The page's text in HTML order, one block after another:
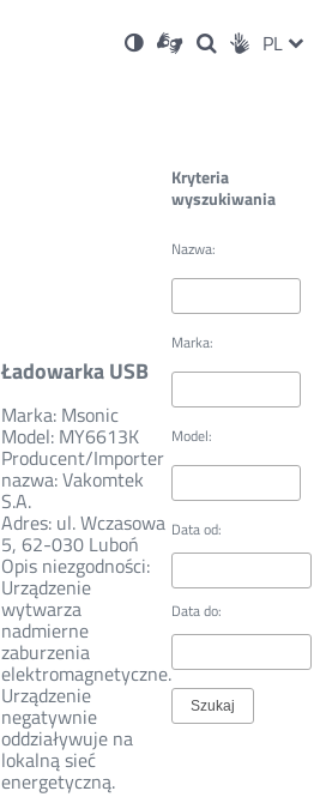
Ustawienia
Wersja
kontrastowa
Dla
niesłyszących
OtwórzOtwórz
w
Otwórz
w
Social PL
Kryteria
wyszukiwania
Nazwa:
Marka:
Model:
Data od:
Data do:
Ładowarka USB
Marka: Msonic
Model: MY6613K
Producent/Importer
nazwa: Vakomtek
S.A.
Adres: ul. Wczasowa
5, 62-030 Luboń
Opis niezgodności:
Urządzenie
wytwarza
nadmierne
zaburzenia
elektromagnetyczne.
Urządzenie
negatywnie
oddziaływuje na
lokalną sieć
energetyczną.